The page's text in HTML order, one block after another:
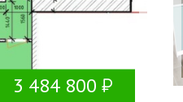
3 484 800